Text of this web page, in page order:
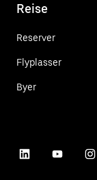
Reise
Reserver
Flyplasser
Byer